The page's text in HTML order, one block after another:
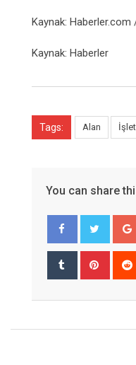
Kaynak: Haberler.com
Kaynak: Haberler
Tags: Alan
You can share
Tumblr